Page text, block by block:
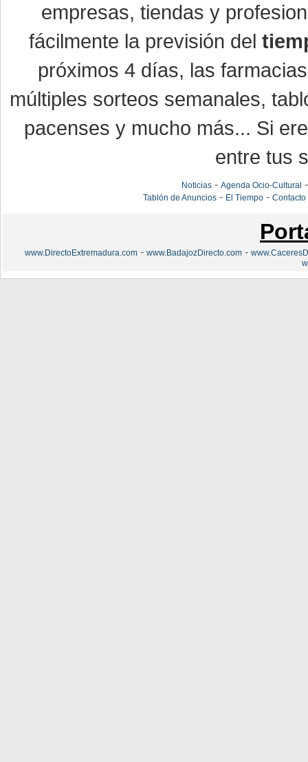
empresas, tiendas y
fácilmente la previsión del
próximos 4 días, las
múltiples sorteos semanales,
pacenses y mucho más... Si
entre tus
Noticias- Agenda Ocio-Cultural
Tablón de Anuncios- El Tiempo- Contacto
www.DirectoExtremadura.com - www.BadajozDirecto.com -